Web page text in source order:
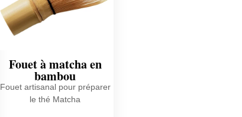
Fouet à matcha en
bambou
Fouet artisanal pour préparer
le thé Matcha